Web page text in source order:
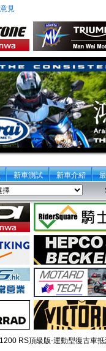
見
新車測試 新車介紹
RS頂級版-運動型復古車